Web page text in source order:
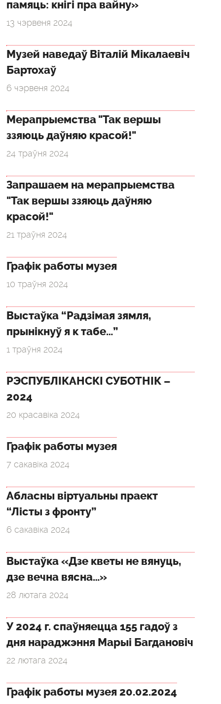
памяць: кнігі пра вайну»
13 чэрвеня 2024
Музей наведаў Віталій Мікалаевіч
Бартохаў
6 чэрвеня 2024
Мерапрыемства "Так вершы
ззяюць даўняю красой!"
24 траўня 2024
Запрашаем на мерапрыемства
"Так вершы ззяюць даўняю
красой!"
21 траўня 2024
Графік работы музея
10 траўня 2024
Выстаўка “Радзімая зямля,
прынікнуў я к табе…”
1 траўня 2024
РЭСПУБЛІКАНСКІ СУБОТНІК –
2024
20 красавіка 2024
Графік работы музея
7 сакавіка 2024
Абласны віртуальны праект
“Лісты з фронту”
6 сакавіка 2024
Выстаўка «Дзе кветы не вянуць,
дзе вечна вясна…»
28 лютага 2024
У 2024 г. спаўняецца 155 гадоў з
дня нараджэння Марыі Багдановіч
22 лютага 2024
Графік работы музея 20.02.2024